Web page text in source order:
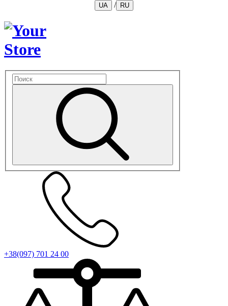
UA / RU
+38(097) 701 24 00